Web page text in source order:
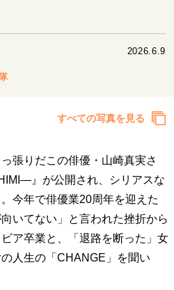
一流のルーティン
20代の現在地
代・20代の土台
2026.6.9
すべての写真を見る
張りだこの俳優・山崎真実さ
』が公開され、シリアスな
今年で俳優業20周年を迎えた
いてない」と言われた挫折から
ア卒業と、「退路を断った」女
人生の「CHANGE」を聞い